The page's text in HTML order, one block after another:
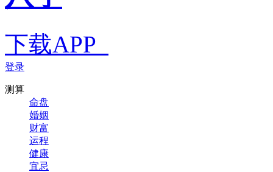
下载APP
登录
测算
命盘
婚姻
财富
运程
健康
宜忌